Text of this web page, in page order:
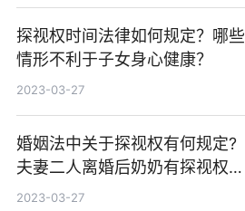
探视权时间法律如何规定？哪些
情形不利于子女身心健康？
2023-03-27
婚姻法中关于探视权有何规定?
夫妻二人离婚后奶奶有探视权
吗?
2023-03-27